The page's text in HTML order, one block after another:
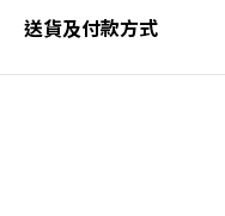
送貨及付款方式